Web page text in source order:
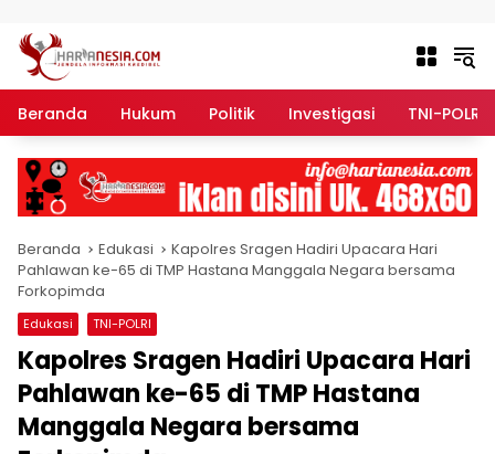
Beranda Hukum Politik Investigasi TNI-POLRI
Beranda Edukasi
Kapolres Sragen Hadiri Upacara Hari
Pahlawan ke-65 di TMP Hastana Manggala Negara bersama
Forkopimda
Edukasi TNI-POLRI
Kapolres Sragen Hadiri Upacara Hari
Pahlawan ke-65 di TMP Hastana
Manggala Negara bersama